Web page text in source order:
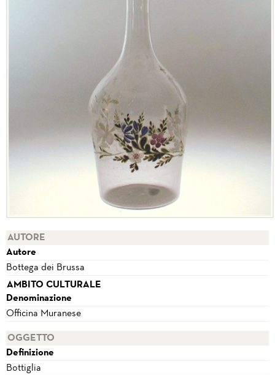
AUTORE
Autore
Bottega dei Brussa
AMBITO CULTURALE
Denominazione
Officina Muranese
OGGETTO
Definizione
Bottiglia